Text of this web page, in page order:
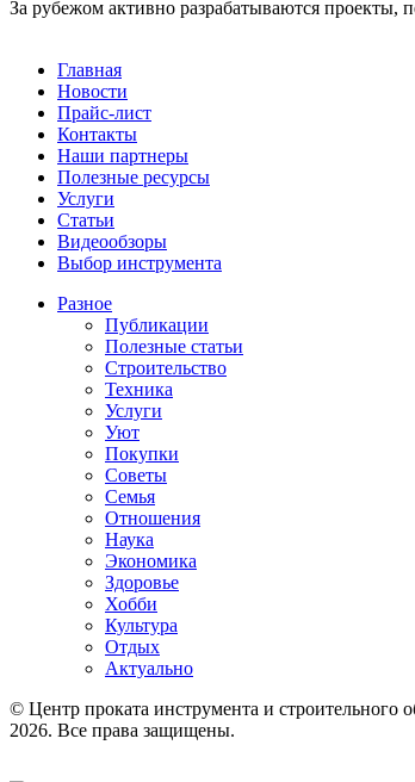
За рубежом активно разрабатываются проекты,
Главная
Новости
Прайс-лист
Контакты
Наши партнеры
Полезные ресурсы
Услуги
Статьи
Видеообзоры
Выбор инструмента
Разное
Публикации
Полезные статьи
Строительство
Техника
Услуги
Уют
Покупки
Советы
Семья
Отношения
Наука
Экономика
Здоровье
Хобби
Культура
Отдых
Актуально
© Центр проката инструмента и строительного
2026. Все права защищены.